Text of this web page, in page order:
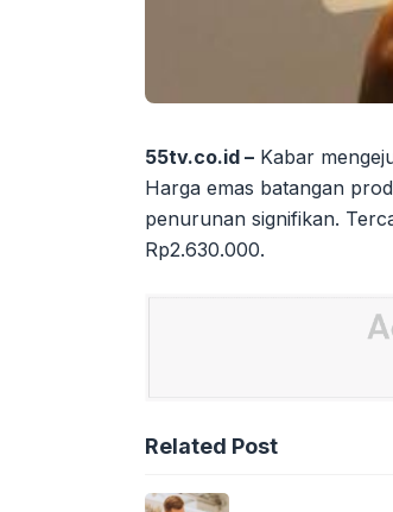
55tv.co.id – Kabar
Harga emas batangan
penurunan signifikan.
Rp2.630.000.
Related Post